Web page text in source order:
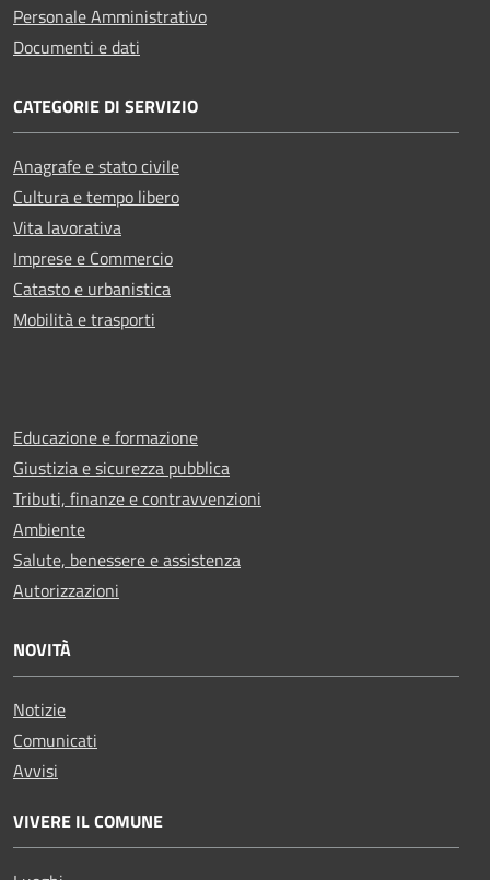
Personale Amministrativo
Documenti e dati
CATEGORIE DI SERVIZIO
Anagrafe e stato civile
Cultura e tempo libero
Vita lavorativa
Imprese e Commercio
Catasto e urbanistica
Mobilità e trasporti
Educazione e formazione
Giustizia e sicurezza pubblica
Tributi, finanze e contravvenzioni
Ambiente
Salute, benessere e assistenza
Autorizzazioni
NOVITÀ
Notizie
Comunicati
Avvisi
VIVERE IL COMUNE